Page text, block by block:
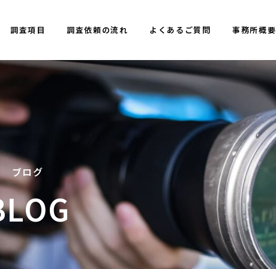
調査項目 調査依頼の流れ よくあるご質問 事務所概要
ト。サンプルテキス
ト。
ブログ